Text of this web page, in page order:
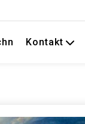
Kontakt